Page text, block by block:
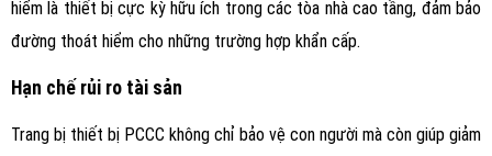
hiểm là thiết bị cực kỳ hữu ích trong các tòa nhà cao tầng, đảm bảo
đường thoát hiểm cho những trường hợp khẩn cấp.
Hạn chế rủi ro tài sản
Trang bị thiết bị PCCC không chỉ bảo vệ con người mà còn giúp giảm